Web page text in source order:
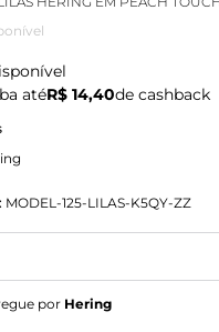
atéR$ 14,40de cashback
MODEL-125-LILAS-K5QY-ZZ
shorts saia em tecido
e agradável ao corpo.
por Hering